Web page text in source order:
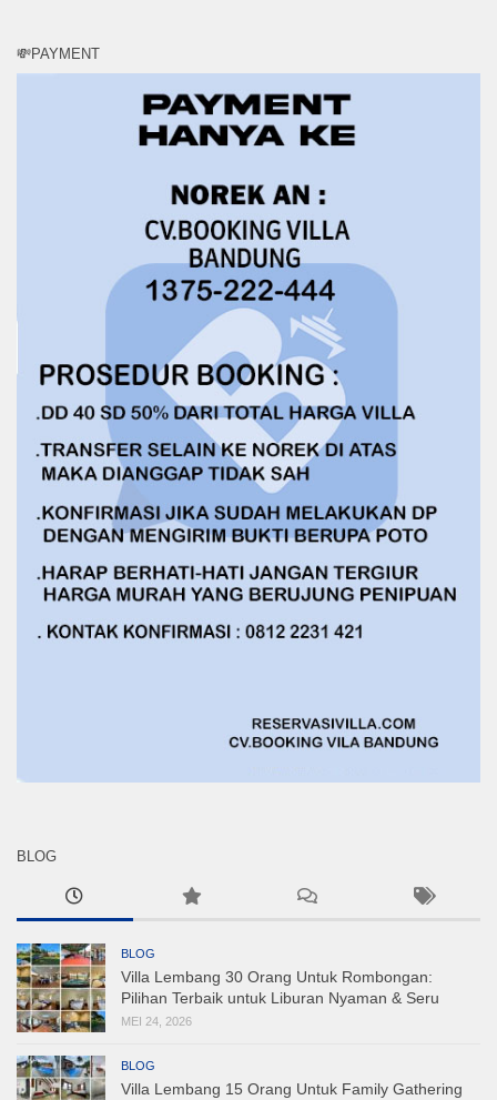
💸PAYMENT
BLOG
BLOG
Villa Lembang 30 Orang Untuk Rombongan:
Pilihan Terbaik untuk Liburan Nyaman & Seru
MEI 24, 2026
BLOG
Villa Lembang 15 Orang Untuk Family Gathering